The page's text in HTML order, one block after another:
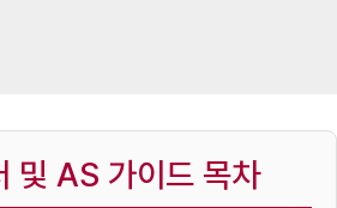
및 AS 가이드 목차